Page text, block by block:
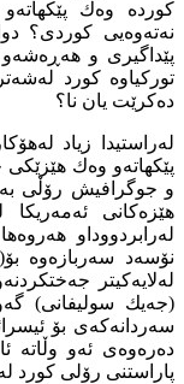
كوردە وەك
نەتەوەیی كوردی؟
پێداگیری و
توركیاوە كورد
دەكرێت یان نا؟
لەراستیدا زیاد
پێكهاتەو وەك
و جوگرافیش رۆڵی
هێزەكانی ئەمەریكا
لەلایەكیتر
(جەیك سولیفانی)
سەردانەكەی بۆ
دەرەوەی ئەو وڵاتە
پاراستنی رۆلی كورد